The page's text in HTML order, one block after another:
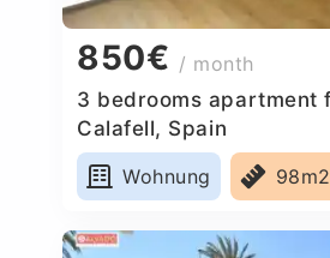
850€ / month
3 bedrooms apartment
Calafell, Spain
Wohnung
98m2